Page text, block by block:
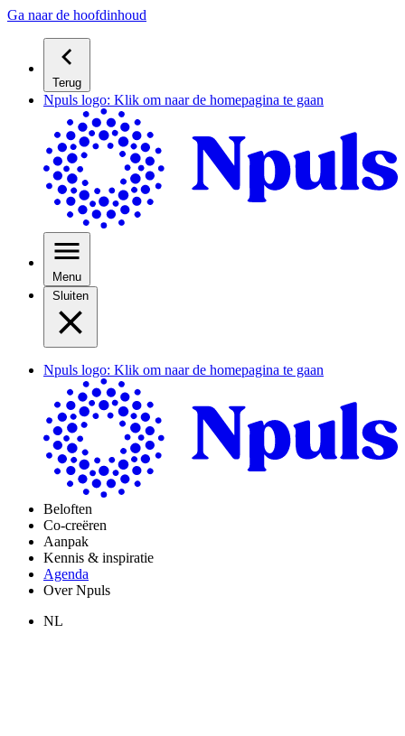
Ga naar de hoofdinhoud
Terug
Npuls logo: Klik om naar de homepagina te gaan
Menu
Sluiten
Npuls logo: Klik om naar de homepagina te gaan
Beloften
Co-creëren
Aanpak
Kennis & inspiratie
Agenda
Over Npuls
NL